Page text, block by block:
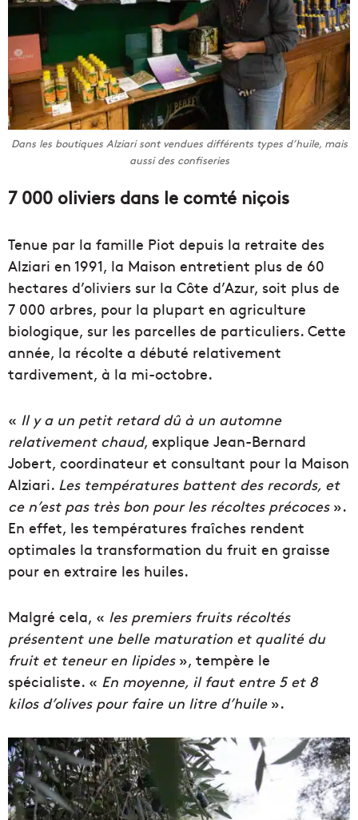
Dans les boutiques Alziari sont vendues différents types d’huile, mais
aussi des confiseries
7 000 oliviers dans le comté niçois
Tenue par la famille Piot depuis la retraite des
Alziari en 1991, la Maison entretient plus de 60
hectares d’oliviers sur la Côte d’Azur, soit plus de
7 000 arbres, pour la plupart en agriculture
biologique, sur les parcelles de particuliers. Cette
année, la récolte a débuté relativement
tardivement, à la mi-octobre.
« Il y a un petit retard dû à un automne
relativement chaud, explique Jean-Bernard
Jobert, coordinateur et consultant pour la Maison
Alziari. Les températures battent des records, et
ce n’est pas très bon pour les récoltes précoces ».
En effet, les températures fraîches rendent
optimales la transformation du fruit en graisse
pour en extraire les huiles.
Malgré cela, « les premiers fruits récoltés
présentent une belle maturation et qualité du
fruit et teneur en lipides », tempère le
spécialiste. « En moyenne, il faut entre 5 et 8
kilos d’olives pour faire un litre d’huile».